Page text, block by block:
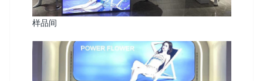
样品间